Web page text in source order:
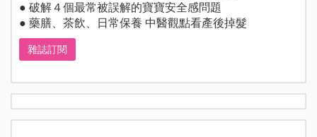
● 破解４個最常被誤解的寶寶安全感問題
● 藥膳、茶飲、日常保養 中醫觀點看產後掉髮
雜誌訂閱